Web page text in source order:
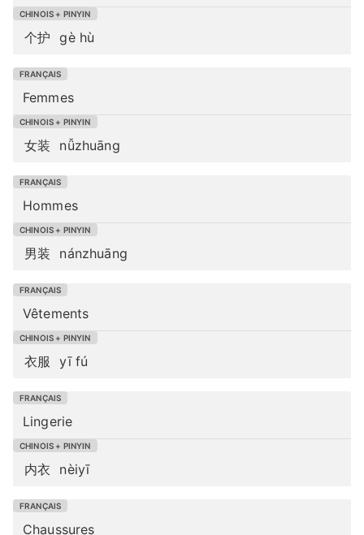
个护 gè hù
Femmes
女装 nǚzhuāng
Hommes
男装 nánzhuāng
Vêtements
衣服 yī fú
Lingerie
内衣 nèiyī
Chaussures